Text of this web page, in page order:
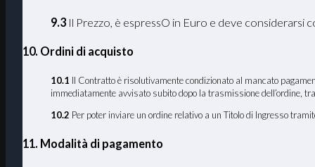
9.3 Il Prezzo, è espressO in Euro e deve considerarsi
10. Ordini di acquisto
10.1 Il Contratto è risolutivamente condizionato al mancato
immediatamente avvisato subito dopo la trasmissione dell’ordine,
10.2 Per poter inviare un ordine relativo a un Titolo di Ingresso
11. Modalità di pagamento